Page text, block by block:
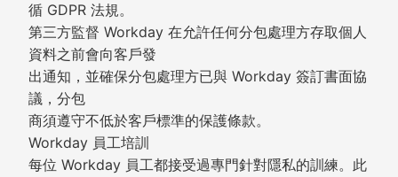
循 GDPR 法規。
第三方監督 Workday 在允許任何分包處理方存取個人
資料之前會向客戶發
出通知，並確保分包處理方已與 Workday 簽訂書面協
議，分包
商須遵守不低於客戶標準的保護條款。
Workday 員工培訓
每位 Workday 員工都接受過專門針對隱私的訓練。此